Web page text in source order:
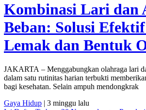
Kombinasi Lari dan
Beban: Solusi
Lemak dan Bentuk
JAKARTA – Menggabungkan olahraga lari
dalam satu rutinitas harian terbukti
bagi kesehatan. Selain ampuh mendongkrak
Gaya Hidup | 3 minggu lalu